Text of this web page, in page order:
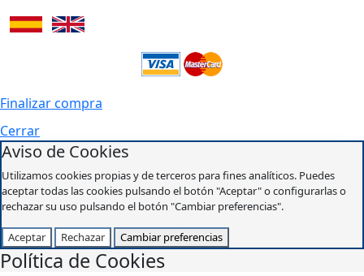
Finalizar compra
Cerrar
Aviso de Cookies
Utilizamos cookies propias y de terceros para fines analíticos. Puedes
aceptar todas las cookies pulsando el botón "Aceptar" o configurarlas o
rechazar su uso pulsando el botón "Cambiar preferencias".
Aceptar Rechazar Cambiar preferencias
Política de Cookies